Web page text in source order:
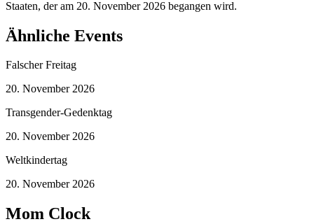
Staaten, der am 20. November 2026 begangen wird.
Ähnliche Events
Falscher Freitag
20. November 2026
Transgender-Gedenktag
20. November 2026
Weltkindertag
20. November 2026
Mom Clock